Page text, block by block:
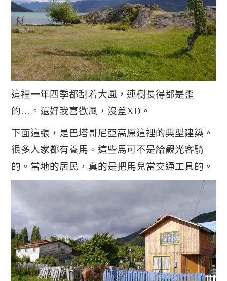
這裡一年四季都刮着大風，連樹長得都是歪
的…。還好我喜歡風，沒差XD。
下面這張，是巴塔哥尼亞高原這裡的典型建築。
很多人家都有養馬。這些馬可不是給觀光客騎
的。當地的居民，真的是把馬兒當交通工具的。